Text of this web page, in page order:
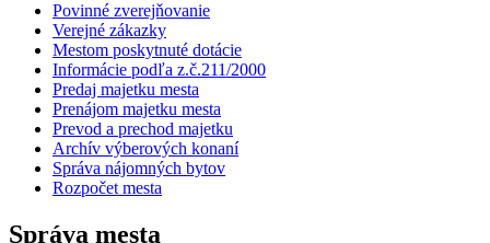
Povinné zverejňovanie
Verejné zákazky
Mestom poskytnuté dotácie
Informácie podľa z.č.211/2000
Predaj majetku mesta
Prenájom majetku mesta
Prevod a prechod majetku
Archív výberových konaní
Správa nájomných bytov
Rozpočet mesta
Správa mesta